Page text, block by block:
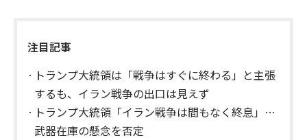
注目記事
トランプ大統領は「戦争はすぐに終わる」と主張
するも、イラン戦争の出口は見えず
トランプ大統領「イラン戦争は間もなく終息」…
武器在庫の懸念を否定